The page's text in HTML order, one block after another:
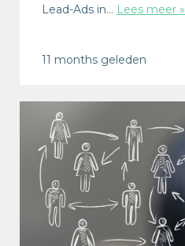
Lead-Ads in… Lees meer »
11 months geleden